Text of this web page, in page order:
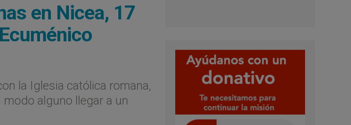
en Nicea, 17
la Iglesia católica romana,
alguno llegar a un